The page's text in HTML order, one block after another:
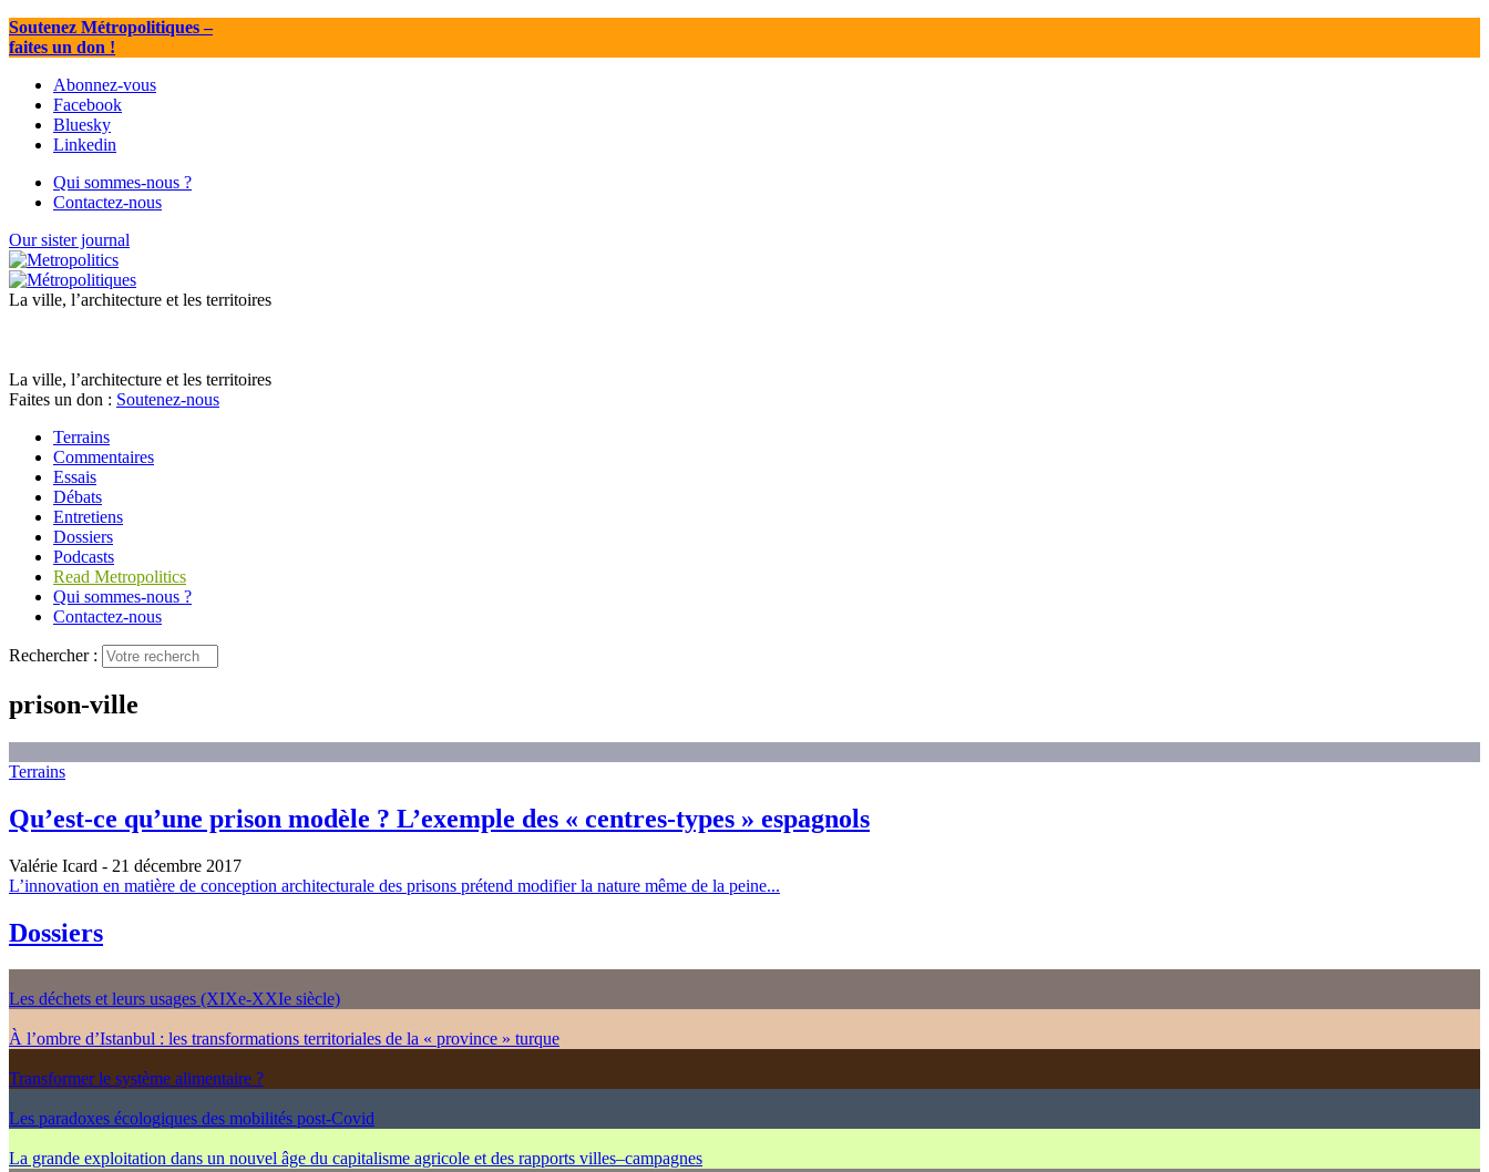
Soutenez Métropolitiques–
faites un don !
Abonnez-vous
Facebook
Bluesky
Linkedin
Qui sommes-nous ?
Contactez-nous
Our sister journal
La ville, l’architecture et les territoires
La ville, l’architecture et les territoires
Faites un don : Soutenez-nous
Terrains
Commentaires
Essais
Débats
Entretiens
Dossiers
Podcasts
Read Metropolitics
Qui sommes-nous ?
Contactez-nous
Rechercher :
prison-ville
Terrains
Qu’est-ce qu’une prison modèle ? L’exemple des « centres-types » espagnols
Valérie Icard - 21 décembre 2017
L’innovation en matière de conception architecturale des prisons prétend modifier la nature même de la peine...
Dossiers
Les déchets et leurs usages (XIXe-XXIe siècle)
À l’ombre d’Istanbul : les transformations territoriales de la « province » turque
Transformer le système alimentaire ?
Les paradoxes écologiques des mobilités post-Covid
La grande exploitation dans un nouvel âge du capitalisme agricole et des rapports villes–campagnes